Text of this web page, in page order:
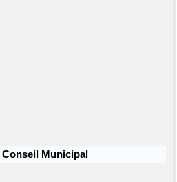
Conseil Municipal